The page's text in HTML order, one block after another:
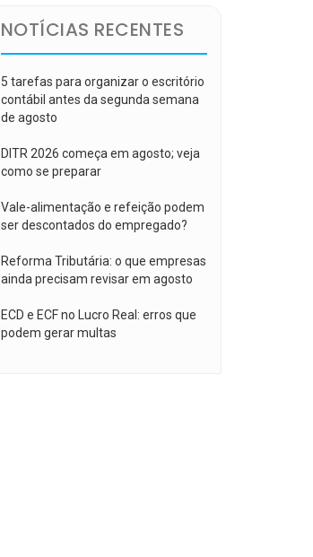
NOTÍCIAS RECENTES
5 tarefas para organizar o escritório
contábil antes da segunda semana
de agosto
DITR 2026 começa em agosto; veja
como se preparar
Vale-alimentação e refeição podem
ser descontados do empregado?
Reforma Tributária: o que empresas
ainda precisam revisar em agosto
ECD e ECF no Lucro Real: erros que
podem gerar multas